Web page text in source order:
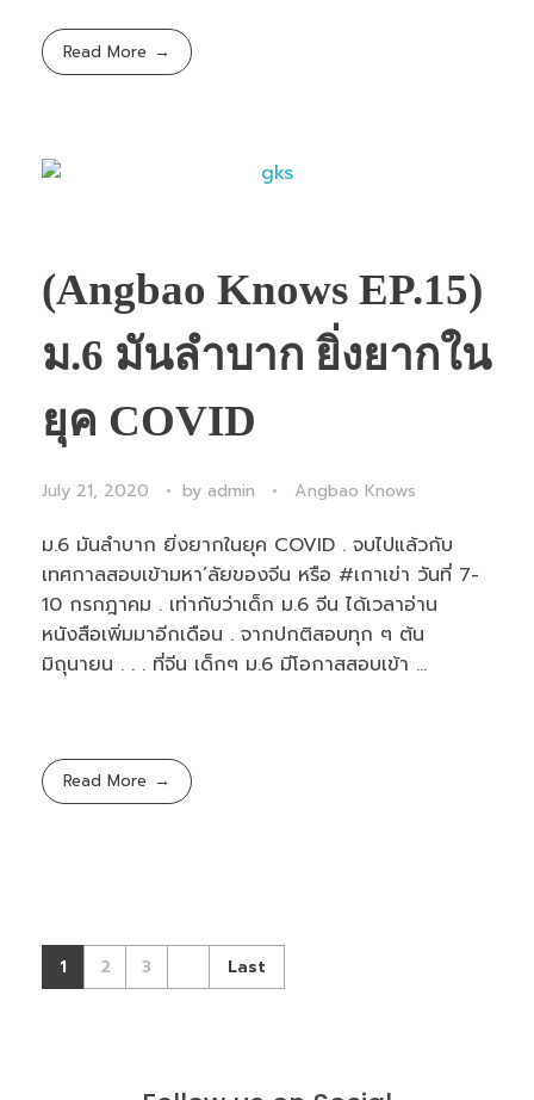
Read More
(Angbao Knows EP.15)
ม.6 มันลำบาก ยิ่งยากใน
ยุค COVID
July 21, 2020 by admin Angbao Knows
ม.6 มันลำบาก ยิ่งยากในยุค COVID . จบไปแล้วกับ
เทศกาลสอบเข้ามหา’ลัยของจีน หรือ #เกาเข่า วันที่ 7-
10 กรกฎาคม . เท่ากับว่าเด็ก ม.6 จีน ได้เวลาอ่าน
หนังสือเพิ่มมาอีกเดือน . จากปกติสอบทุก ๆ ต้น
มิถุนายน . . . ที่จีน เด็กๆ ม.6 มีโอกาสสอบเข้า ...
Read More
1 2 3 Last